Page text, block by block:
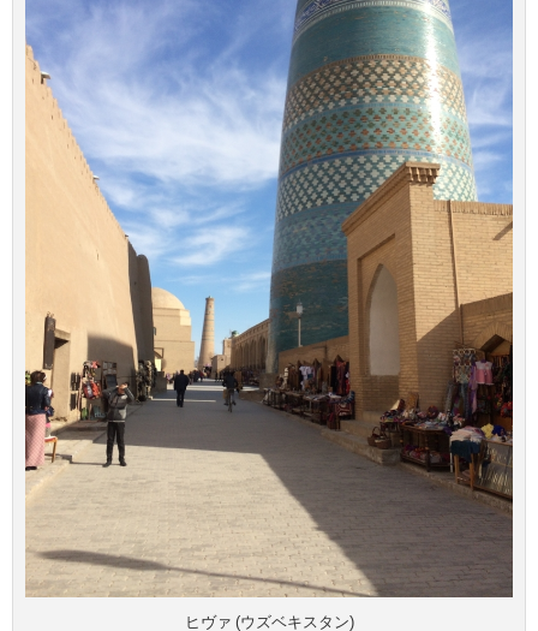
ヒヴァ (ウズベキスタン)